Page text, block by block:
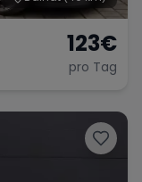
123€
pro Tag